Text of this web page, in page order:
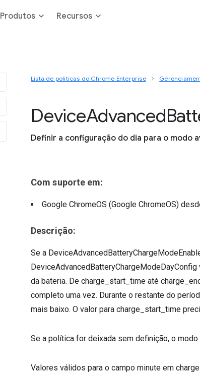
Produtos Recursos
Lista de políticas do Chrome Enterprise
DeviceAdvanced
Definir a configuração do dia para o modo
Com suporte em:
Google ChromeOS (Google ChromeOS)
Descrição:
Se a
da bateria. De charge_start_time até
completo uma vez. Durante o restante do
mais baixo. O valor para charge_start_time
Se a política for deixada sem definição, o
Valores válidos para o campo minute em